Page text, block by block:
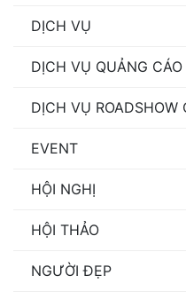
DỊCH VỤ
DỊCH VỤ QUẢNG CÁO
DỊCH VỤ ROADSHOW
EVENT
HỘI NGHỊ
HỘI THẢO
NGƯỜI ĐẸP